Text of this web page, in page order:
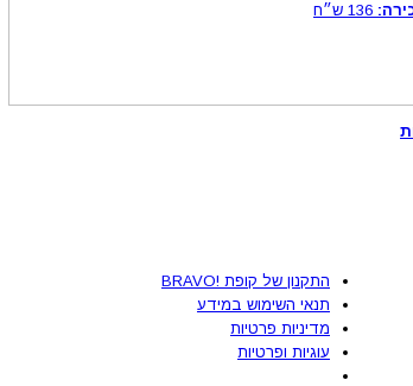
136 ש״ח
התקנון של קופת !BRAVO
תנאי השימוש במידע
מדיניות פרטיות
עוגיות ופרטיות